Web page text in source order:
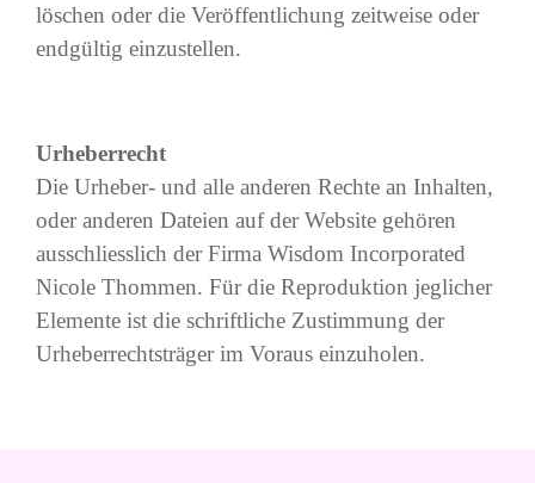
löschen oder die Veröffentlichung zeitweise oder
endgültig einzustellen.
Urheberrecht
Die Urheber- und alle anderen Rechte an Inhalten,
oder anderen Dateien auf der Website gehören
ausschliesslich der Firma Wisdom Incorporated
Nicole Thommen. Für die Reproduktion jeglicher
Elemente ist die schriftliche Zustimmung der
Urheberrechtsträger im Voraus einzuholen.